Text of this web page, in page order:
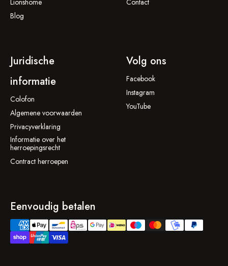
Blog
Juridische
informatie
Colofon
Algemene voorwaarden
Privacyverklaring
Informatie over het
herroepingsrecht
Contract herroepen
Volg ons
Facebook
Instagram
YouTube
Eenvoudig betalen